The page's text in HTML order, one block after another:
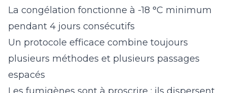
La congélation fonctionne à -18 °C minimum
pendant 4 jours consécutifs
Un protocole efficace combine toujours
plusieurs méthodes et plusieurs passages
espacés